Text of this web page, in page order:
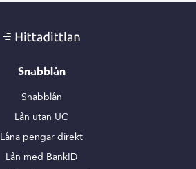
Snabblån
Snabblån
Lån utan UC
Låna pengar direkt
Lån med BankID